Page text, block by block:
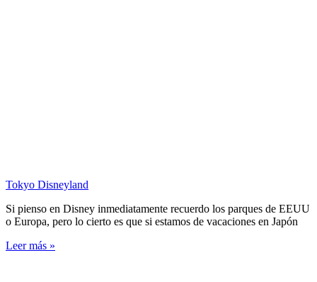
Tokyo Disneyland
Si pienso en Disney inmediatamente recuerdo los parques de EEUU
o Europa, pero lo cierto es que si estamos de vacaciones en Japón
Leer más »